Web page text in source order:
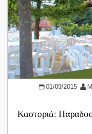
01/09/2015
Καστοριά: